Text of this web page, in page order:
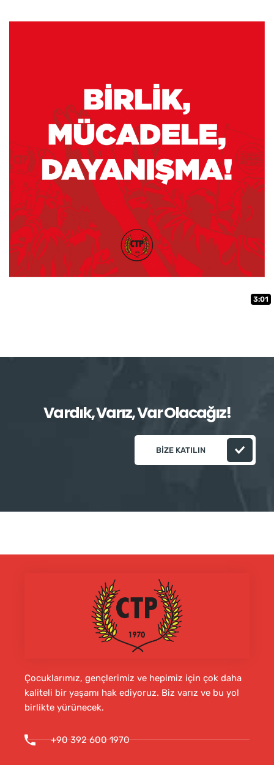
3:01
Vardık, Varız, Var Olacağız!
BIZE KATILIN
Çocuklarımız, gençlerimiz ve hepimiz için çok daha
kaliteli bir yaşamı hak ediyoruz. Biz varız ve bu yol
birlikte yürünecek.
+90 392 600 1970